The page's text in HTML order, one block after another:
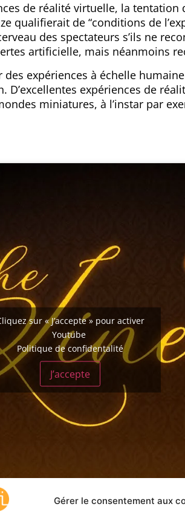
Gérer le consentement aux
de réalité virtuelle, la
qualifierait de “conditions de
des spectateurs s’ils ne
artificielle, mais néanmoins
expériences à échelle
D’excellentes expériences de
miniatures, à l’instar par
sur « J’accepte » pour activer
Youtube
Politique de confidentalité
J’accepte